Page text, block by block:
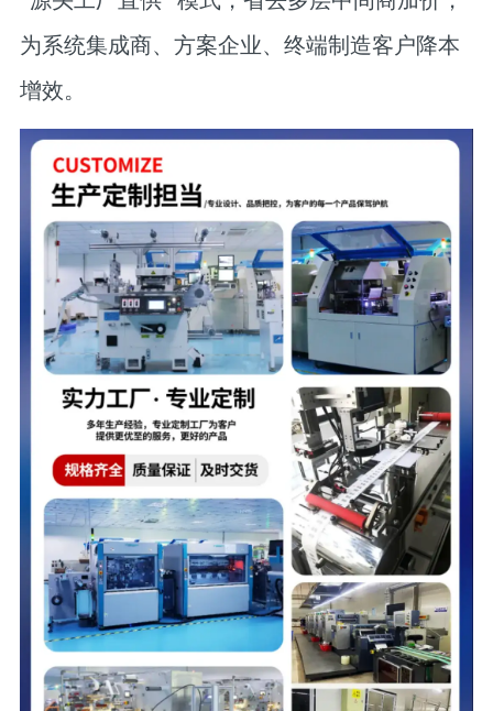
为系统集成商、方案企业、终端制造客户降本
增效。